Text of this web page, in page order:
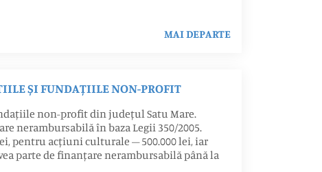
MAI DEPARTE
ȘI FUNDAȚIILE NON-PROFIT
non-profit din județul Satu Mare.
nerambursabilă în baza Legii 350/2005.
pentru acțiuni culturale – 500.000 lei, iar
parte de finanțare nerambursabilă până la